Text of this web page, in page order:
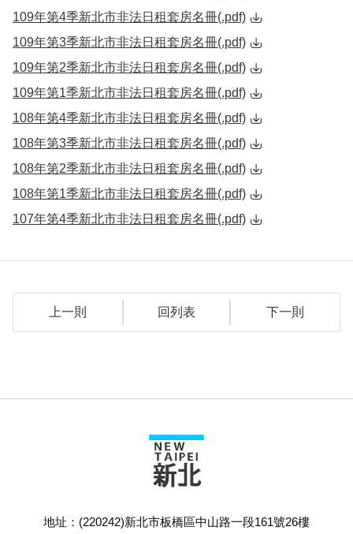
109年第4季新北市非法日租套房名冊(.pdf)
109年第3季新北市非法日租套房名冊(.pdf)
109年第2季新北市非法日租套房名冊(.pdf)
109年第1季新北市非法日租套房名冊(.pdf)
108年第4季新北市非法日租套房名冊(.pdf)
108年第3季新北市非法日租套房名冊(.pdf)
108年第2季新北市非法日租套房名冊(.pdf)
108年第1季新北市非法日租套房名冊(.pdf)
107年第4季新北市非法日租套房名冊(.pdf)
上一則 回列表 下一則
地址：(220242)新北市板橋區中山路一段161號26樓